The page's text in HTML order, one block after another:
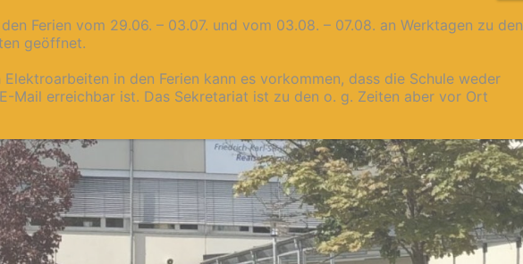
Ferien vom 29.06. – 03.07. und vom 03.08. – 07.08. an Werktagen zu den
geöffnet.
in den Ferien kann es vorkommen, dass die Schule weder
Mail erreichbar ist. Das Sekretariat ist zu den o. g. Zeiten aber vor Ort